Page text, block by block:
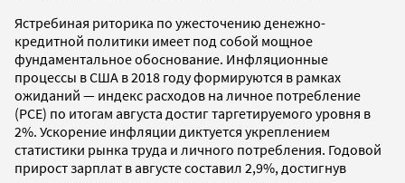
Ястребиная риторика по ужесточению денежно-
кредитной политики имеет под собой мощное
фундаментальное обоснование. Инфляционные
процессы в США в 2018 году формируются в рамках
ожиданий — индекс расходов на личное потребление
(PCE) по итогам августа достиг таргетируемого уровня в
2%. Ускорение инфляции диктуется укреплением
статистики рынка труда и личного потребления. Годовой
прирост зарплат в августе составил 2,9%, достигнув